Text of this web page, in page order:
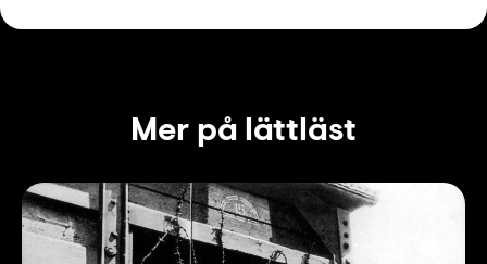
Mer på lättläst